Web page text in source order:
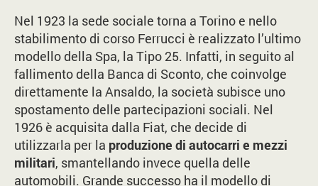
Nel 1923 la sede sociale torna a Torino e nello
stabilimento di corso Ferrucci è realizzato l’ultimo
modello della Spa, la Tipo 25. Infatti, in seguito al
fallimento della Banca di Sconto, che coinvolge
direttamente la Ansaldo, la società subisce uno
spostamento delle partecipazioni sociali. Nel
1926 è acquisita dalla Fiat, che decide di
utilizzarla per la produzione di autocarri e mezzi
militari, smantellando invece quella delle
automobili. Grande successo ha il modello di